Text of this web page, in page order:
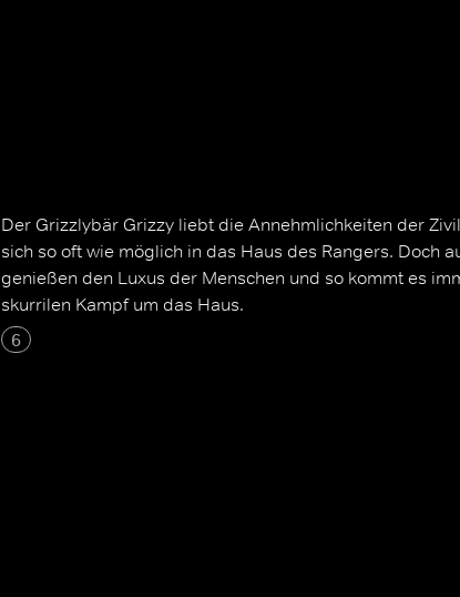
Der Grizzlybär Grizzy liebt die Annehmlichkeiten der
sich so oft wie möglich in das Haus des Rangers. Doch
genießen den Luxus der Menschen und so kommt es
skurrilen Kampf um das Haus.
6